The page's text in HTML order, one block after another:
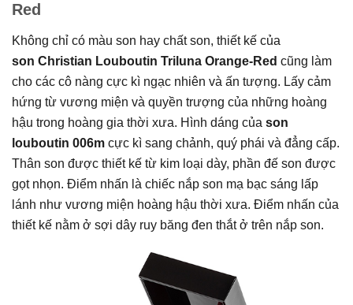
Red
Không chỉ có màu son hay chất son, thiết kế của
son Christian Louboutin Triluna Orange-Red cũng làm
cho các cô nàng cực kì ngạc nhiên và ấn tượng. Lấy cảm
hứng từ vương miện và quyền trượng của những hoàng
hậu trong hoàng gia thời xưa. Hình dáng của son
louboutin 006m cực kì sang chảnh, quý phái và đẳng cấp.
Thân son được thiết kế từ kim loại dày, phần đế son được
gọt nhọn. Điểm nhấn là chiếc nắp son mạ bạc sáng lấp
lánh như vương miện hoàng hậu thời xưa. Điểm nhấn của
thiết kế nằm ở sợi dây ruy băng đen thắt ở trên nắp son.